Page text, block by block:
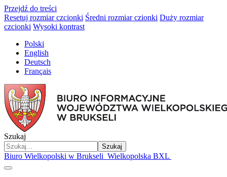
Przejdź do treści
Resetuj rozmiar czcionki Średni rozmiar czionki Duży rozmiar
czcionki Wysoki kontrast
Polski
English
Deutsch
Français
Szukaj
Szukaj
Biuro Wielkopolski w Brukseli Wielkopolska BXL